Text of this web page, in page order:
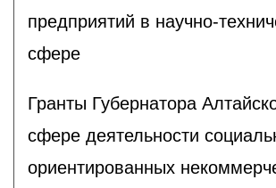
предприятий в научно-
сфере
Гранты Губернатора
сфере деятельности
ориентированных